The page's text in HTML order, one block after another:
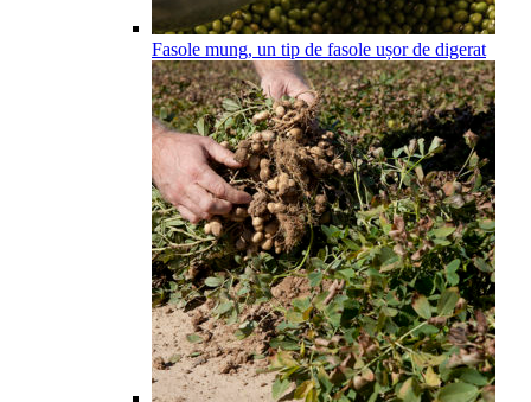
Fasole mung, un tip de fasole ușor de digerat